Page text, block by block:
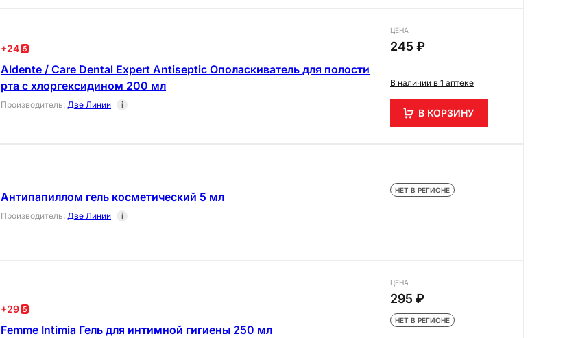
+24
Aldente / Care Dental Expert Antiseptic Ополаскиватель для полости
рта c хлоргексидином 200 мл
Производитель: Две Линии i
ЦЕНА
245 ₽
В наличии в 1 аптеке
В КОРЗИНУ
Антипапиллом гель косметический 5 мл
Производитель: Две Линии i
НЕТ В РЕГИОНЕ
+29
Femme Intimia Гель для интимной гигиены 250 мл
ЦЕНА
295 ₽
НЕТ В РЕГИОНЕ